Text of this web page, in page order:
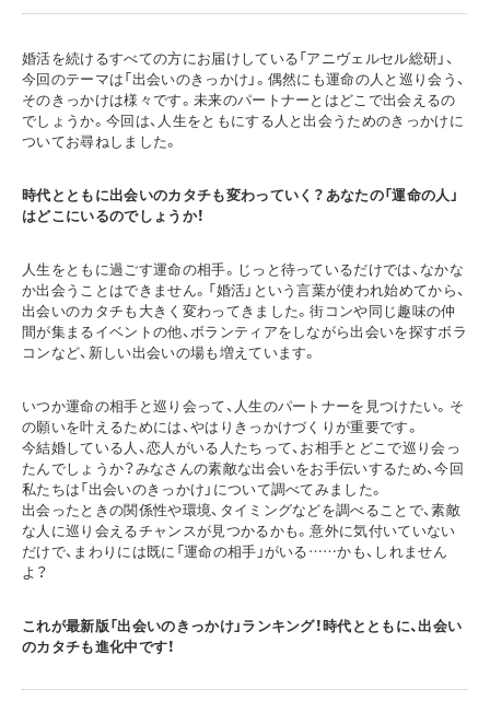
婚活を続けるすべての方にお届けしている「アニヴェルセル総研」、
今回のテーマは「出会いのきっかけ」。偶然にも運命の人と巡り会う、
そのきっかけは様々です。未来のパートナーとはどこで出会えるの
でしょうか。今回は、人生をともにする人と出会うためのきっかけに
ついてお尋ねしました。
時代とともに出会いのカタチも変わっていく？あなたの「運命の人」
はどこにいるのでしょうか！
人生をともに過ごす運命の相手。じっと待っているだけでは、なかな
か出会うことはできません。「婚活」という言葉が使われ始めてから、
出会いのカタチも大きく変わってきました。街コンや同じ趣味の仲
間が集まるイベントの他、ボランティアをしながら出会いを探すボラ
コンなど、新しい出会いの場も増えています。
いつか運命の相手と巡り会って、人生のパートナーを見つけたい。そ
の願いを叶えるためには、やはりきっかけづくりが重要です。
今結婚している人、恋人がいる人たちって、お相手とどこで巡り会っ
たんでしょうか？みなさんの素敵な出会いをお手伝いするため、今回
私たちは「出会いのきっかけ」について調べてみました。
出会ったときの関係性や環境、タイミングなどを調べることで、素敵
な人に巡り会えるチャンスが見つかるかも。意外に気付いていない
だけで、まわりには既に「運命の相手」がいる……かも、しれません
よ？
これが最新版「出会いのきっかけ」ランキング！時代とともに、出会い
のカタチも進化中です！